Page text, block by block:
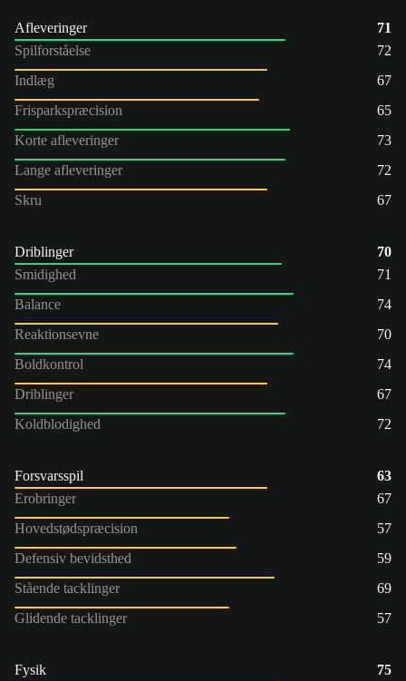
Afleveringer
71
Spilforståelse
72
Indlæg
67
Frisparkspræcision
65
Korte afleveringer
73
Lange afleveringer
72
Skru
67
Driblinger
70
Smidighed
71
Balance
74
Reaktionsevne
70
Boldkontrol
74
Driblinger
67
Koldblodighed
72
Forsvarsspil
63
Erobringer
67
Hovedstødspræcision
57
Defensiv bevidsthed
59
Stående tacklinger
69
Glidende tacklinger
57
Fysik
75